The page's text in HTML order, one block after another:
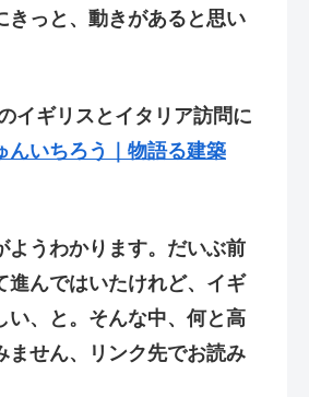
きっと、動きがあると思い
イギリスとイタリア訪問に
んいちろう｜物語る建築
うわかります。だいぶ前
進んではいたけれど、イギ
い、と。そんな中、何と高
ません、リンク先でお読み